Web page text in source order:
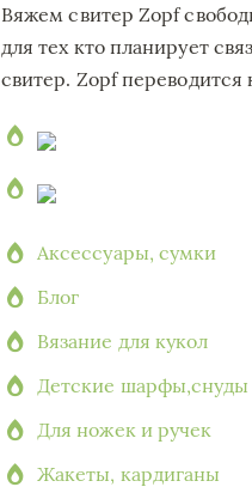
Вяжем свитер Zopf
для тех кто планирует
свитер. Zopf переводится
Аксессуары, сумки
Блог
Вязание для кукол
Детские шарфы,снуды
Для ножек и ручек
Жакеты, кардиганы